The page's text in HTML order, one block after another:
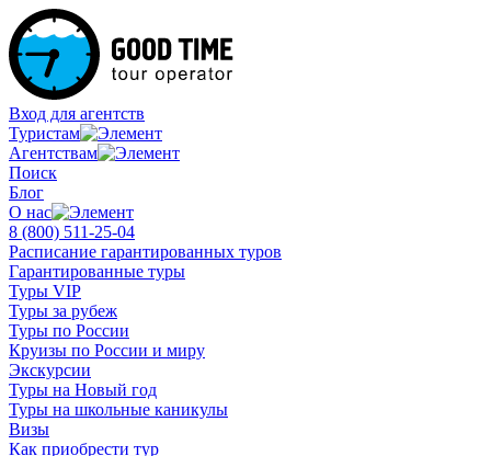
Вход для агентств
Туристам
Агентствам
Поиск
Блог
О нас
8 (800) 511-25-04
Расписание гарантированных туров
Гарантированные туры
Туры VIP
Туры за рубеж
Туры по России
Круизы по России и миру
Экскурсии
Туры на Новый год
Туры на школьные каникулы
Визы
Как приобрести тур